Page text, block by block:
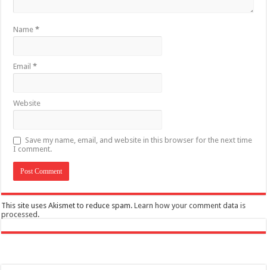
Name*
Email*
Website
Save my name, email, and website in this browser for the next time
I comment.
This site uses Akismet to reduce spam.Learn how your comment data is
processed .